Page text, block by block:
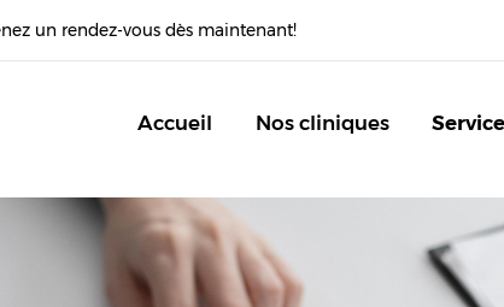
un rendez-vous dès maintenant!
Accueil Nos cliniques